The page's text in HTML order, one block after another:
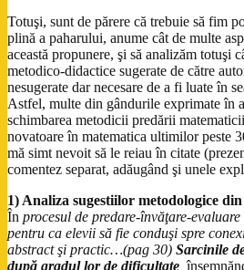
Totuşi, sunt de părere că trebuie să fim
plină a paharului, anume cât de multe
această propunere, şi să analizăm totuşi
metodico-didactice sugerate de către
nesugerate dar necesare de a fi luate în
Astfel, multe din gândurile exprimate în
schimbarea metodicii predării
novatoare în matematica ultimilor peste
mă simt nevoit să le reiau în citate
comentez separat, adăugând şi unele
1) Analiza sugestiilor metodologice
În procesul de predare-învăţare-evaluare
pentru ca elevii să fie conduşi spre
abstract şi practic…(pag 30) Sarcinile
după gradul lor de dificultate,